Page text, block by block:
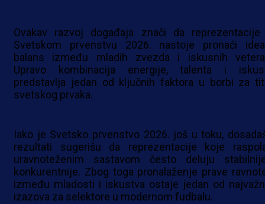
Ovakav razvoj događaja znači da reprezentacije
Svetskom prvenstvu 2026. nastoje pronaći
balans između mladih zvezda i iskusnih
Upravo kombinacija energije, talenta i
predstavlja jedan od ključnih faktora u borbi za
svetskog prvaka.
Iako je Svetsko prvenstvo 2026. još u toku,
rezultati sugerišu da reprezentacije koje
uravnoteženim sastavom često deluju
konkurentnije. Zbog toga pronalaženje prave
između mladosti i iskustva ostaje jedan od
izazova za selektore u modernom fudbalu.